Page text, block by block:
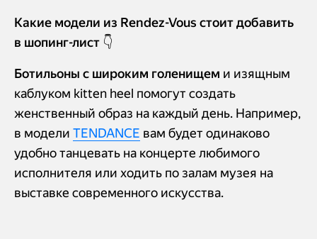
Какие модели из Rendez-Vous стоит добавить
в шопинг-лист 👇
Ботильоны с широким голенищем и изящным
каблуком kitten heel помогут создать
женственный образ на каждый день. Например,
в модели TENDANCE вам будет одинаково
удобно танцевать на концерте любимого
исполнителя или ходить по залам музея на
выставке современного искусства.